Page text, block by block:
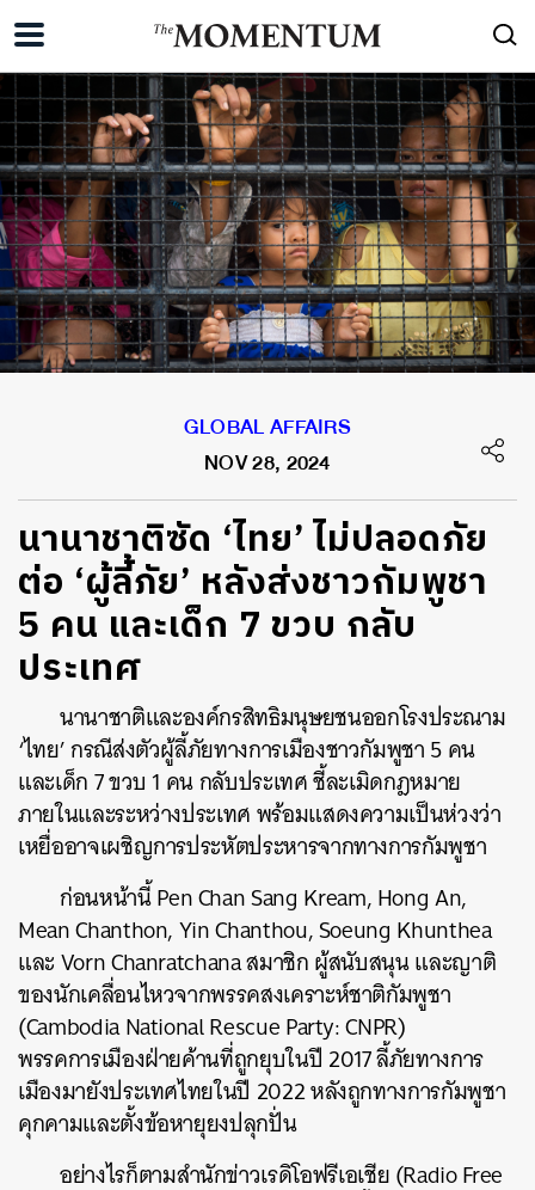
GLOBAL AFFAIRS
NOV 28, 2024
นานาชาติซัด ‘ไทย’ ไม่ปลอดภัย
ต่อ ‘ผู้ลี้ภัย’ หลังส่งชาวกัมพูชา
5 คน และเด็ก 7 ขวบ กลับ
ประเทศ​
นานาชาติและองค์กรสิทธิมนุษยชนออกโรงประณาม
‘ไทย’ กรณีส่งตัวผู้ลี้ภัยทางการเมืองชาวกัมพูชา 5 คน
และเด็ก 7 ขวบ 1 คน กลับประเทศ​ ชี้ละเมิดกฎหมาย
ภายในและระหว่างประเทศ พร้อมแสดงความเป็นห่วงว่า
เหยื่ออาจเผชิญการประหัตประหารจากทางการกัมพูชา
ก่อนหน้านี้ Pen Chan Sang Kream, Hong An,
Mean Chanthon, Yin Chanthou, Soeung Khunthea
และ Vorn Chanratchana สมาชิก ผู้สนับสนุน และญาติ
ของนักเคลื่อนไหวจากพรรคสงเคราะห์ชาติกัมพูชา
(Cambodia National Rescue Party: CNPR)
พรรคการเมืองฝ่ายค้านที่ถูกยุบในปี 2017 ลี้ภัยทางการ
เมืองมายังประเทศไทยในปี 2022 หลังถูกทางการกัมพูชา
คุกคามและตั้งข้อหายุยงปลุกปั่น
อย่างไรก็ตามสำนักข่าวเรดิโอฟรีเอเชีย (Radio Free